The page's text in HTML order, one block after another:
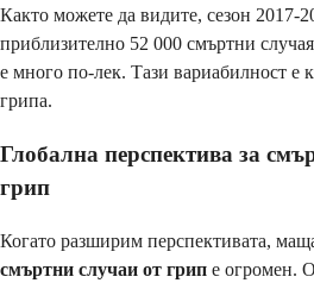
Както можете да видите, сезон 2017-
приблизително 52 000 смъртни
е много по-лек. Тази вариабилност е
грипа.
Глобална перспектива за
грип
Когато разширим перспективата,
смъртни случаи от грип е огромен.